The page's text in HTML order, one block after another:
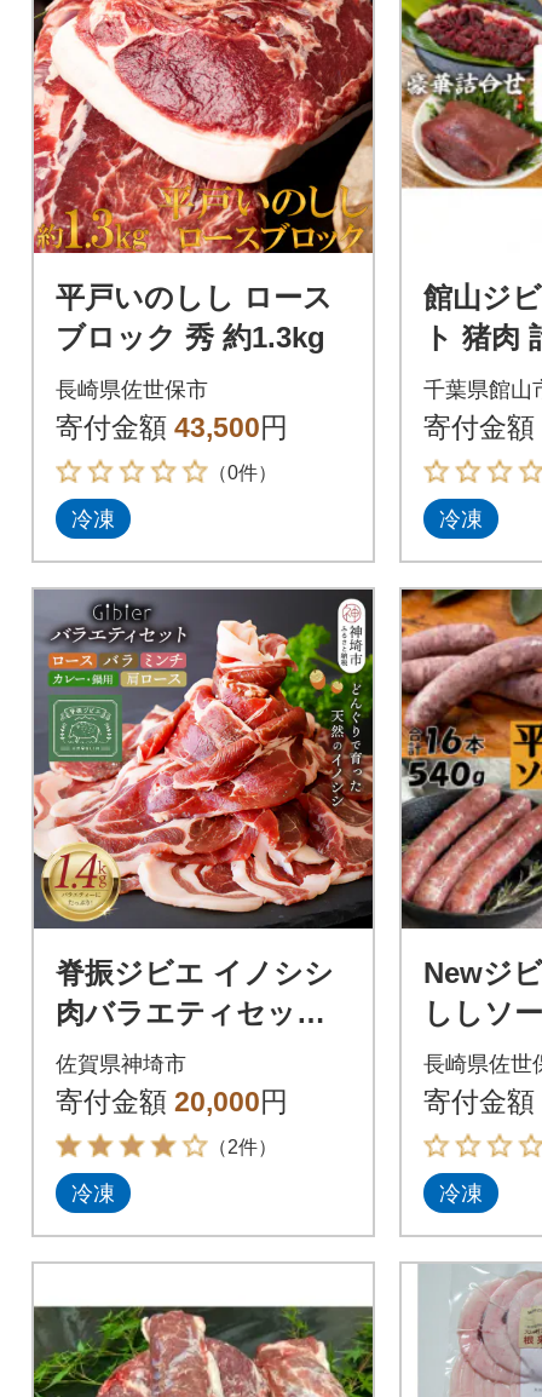
平戸いのしし ロース
ブロック 秀 約1.3kg
長崎県佐世保市
寄付金額 43,500円
（0件）
冷凍
館山ジ
ト 猪肉
千葉県館山
寄付金額
冷凍
脊振ジビエ イノシシ
肉バラエティセット
約1.4kg(H059118)
佐賀県神埼市
寄付金額 20,000円
（2件）
冷凍
Newジ
ししソ
ト 粗挽
50g×2
ジ
長崎県佐世
寄付金額
冷凍